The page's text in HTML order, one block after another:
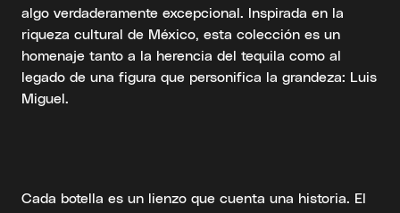
algo verdaderamente excepcional. Inspirada en la
riqueza cultural de México, esta colección es un
homenaje tanto a la herencia del tequila como al
legado de una figura que personifica la grandeza: Luis
Miguel.
Cada botella es un lienzo que cuenta una historia. El